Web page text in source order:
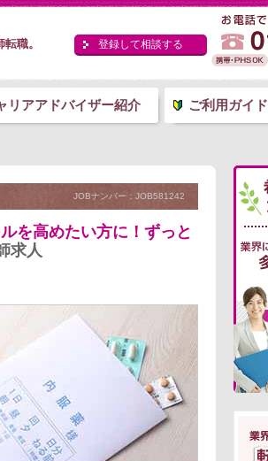
職。 登録して相談する
リアアドバイザー紹介 ご利用ガイド
JOBナンバー：JOB581242
を高めたい方に！ずっと
求人